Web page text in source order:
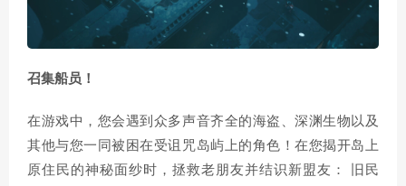
召集船员！
在游戏中，您会遇到众多声音齐全的海盗、深渊生物以及
其他与您一同被困在受诅咒岛屿上的角色！在您揭开岛上
原住民的神秘面纱时，拯救老朋友并结识新盟友： 旧民